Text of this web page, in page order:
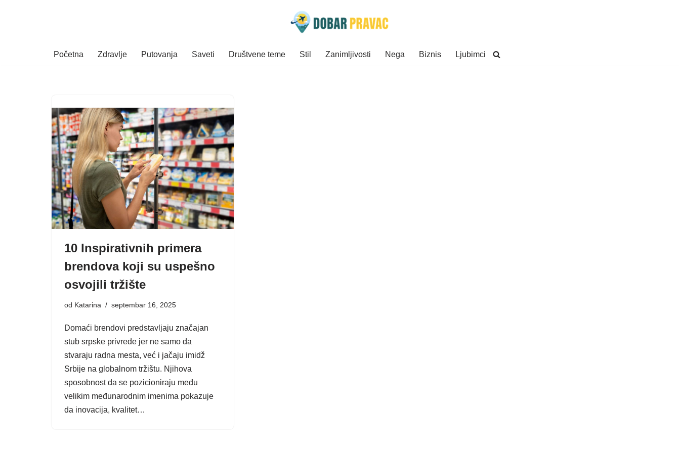
Početna Zdravlje Putovanja Saveti Društvene teme Stil Zanimljivosti Nega Biznis Ljubimci
10 Inspirativnih primera
brendova koji su uspešno
osvojili tržište
od Katarina septembar 16, 2025
Domaći brendovi predstavljaju značajan
stub srpske privrede jer ne samo da
stvaraju radna mesta, već i jačaju imidž
Srbije na globalnom tržištu. Njihova
sposobnost da se pozicioniraju među
velikim međunarodnim imenima pokazuje
da inovacija, kvalitet…